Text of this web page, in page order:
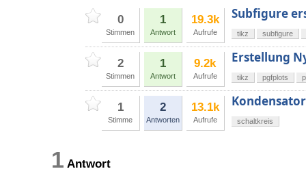
0
Stimmen
1
Antwort
19.3k
Aufrufe
Subfigure
tikz subfigure
2
Stimmen
1
Antwort
9.2k
Aufrufe
Erstellung
tikz pgfplots
1
Stimme
2
Antworten
13.1k
Aufrufe schaltkreis
1 Antwort